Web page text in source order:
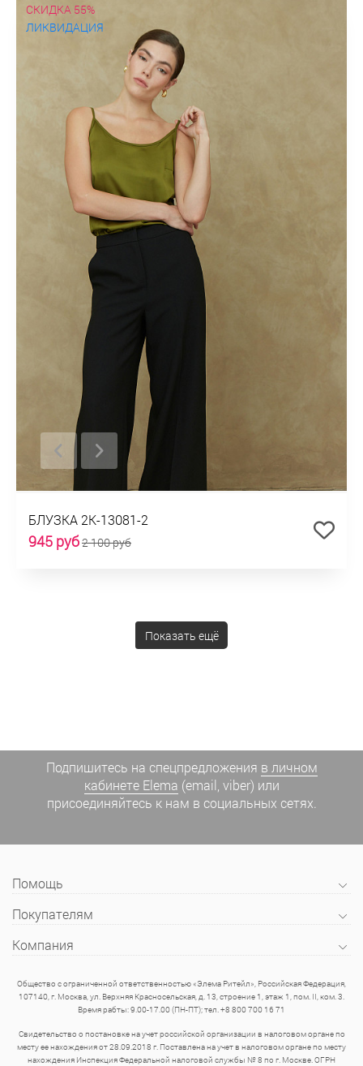
СКИДКА 55%
ЛИКВИДАЦИЯ
БЛУЗКА 2К-13081-2
945 руб2 100 руб
Показать ещё
Подпишитесь на спецпредложения в личном
кабинете Elema (email, viber) или
присоединяйтесь к нам в социальных сетях.
Помощь
Покупателям
Компания
Общество с ограниченной ответственностью «Элема Ритейл», Российская Федерация,
107140, г. Москва, ул. Верхняя Красносельская, д. 13, строение 1, этаж 1, пом. II, ком. 3.
Время рабты: 9.00-17.00 (ПН-ПТ); тел. +8 800 700 16 71
Свидетельство о постановке на учет российской организации в налоговом органе по
месту ее нахождения от 28.09.2018 г. Поставлена на учет в налоговом органе по месту
нахождения Инспекция Федеральной налоговой службы № 8 по г. Москве. ОГРН